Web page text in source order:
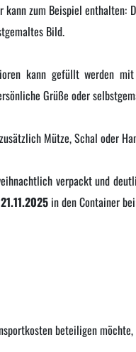
kann zum Beispiel enthalten:
Bild.
kann gefüllt werden
Grüße oder
Mütze, Schal oder
verpackt und
in den Container
beteiligen